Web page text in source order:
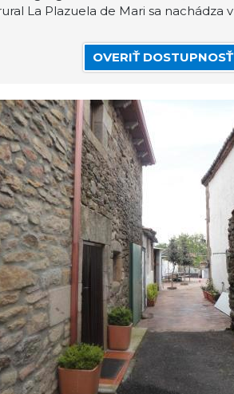
La Plazuela de Mari sa nachádza
OVERIŤ DOSTUPNOSŤ